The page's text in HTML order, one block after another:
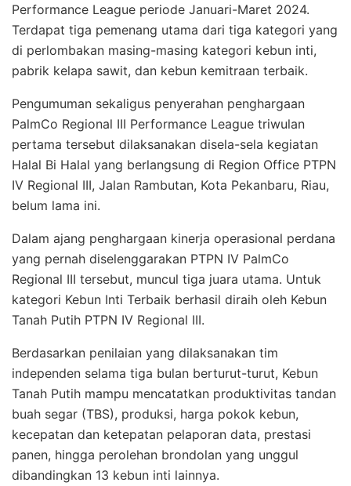
Performance League periode Januari-Maret 2024.
Terdapat tiga pemenang utama dari tiga kategori yang
di perlombakan masing-masing kategori kebun inti,
pabrik kelapa sawit, dan kebun kemitraan terbaik.
Pengumuman sekaligus penyerahan penghargaan
PalmCo Regional III Performance League triwulan
pertama tersebut dilaksanakan disela-sela kegiatan
Halal Bi Halal yang berlangsung di Region Office PTPN
IV Regional III, Jalan Rambutan, Kota Pekanbaru, Riau,
belum lama ini.
Dalam ajang penghargaan kinerja operasional perdana
yang pernah diselenggarakan PTPN IV PalmCo
Regional III tersebut, muncul tiga juara utama. Untuk
kategori Kebun Inti Terbaik berhasil diraih oleh Kebun
Tanah Putih PTPN IV Regional III.
Berdasarkan penilaian yang dilaksanakan tim
independen selama tiga bulan berturut-turut, Kebun
Tanah Putih mampu mencatatkan produktivitas tandan
buah segar (TBS), produksi, harga pokok kebun,
kecepatan dan ketepatan pelaporan data, prestasi
panen, hingga perolehan brondolan yang unggul
dibandingkan 13 kebun inti lainnya.